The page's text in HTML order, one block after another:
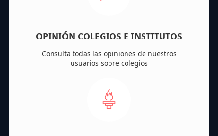
OPINIÓN COLEGIOS E INSTITUTOS
Consulta todas las opiniones de nuestros
usuarios sobre colegios